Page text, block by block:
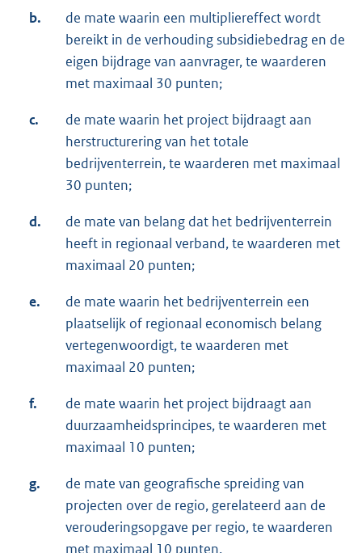
b.
de mate waarin een multipliereffect wordt
bereikt in de verhouding subsidiebedrag en de
eigen bijdrage van aanvrager, te waarderen
met maximaal 30 punten;
c.
de mate waarin het project bijdraagt aan
herstructurering van het totale
bedrijventerrein, te waarderen met maximaal
30 punten;
d.
de mate van belang dat het bedrijventerrein
heeft in regionaal verband, te waarderen met
maximaal 20 punten;
e.
de mate waarin het bedrijventerrein een
plaatselijk of regionaal economisch belang
vertegenwoordigt, te waarderen met
maximaal 20 punten;
f.
de mate waarin het project bijdraagt aan
duurzaamheidsprincipes, te waarderen met
maximaal 10 punten;
g.
de mate van geografische spreiding van
projecten over de regio, gerelateerd aan de
verouderingsopgave per regio, te waarderen
met maximaal 10 punten.